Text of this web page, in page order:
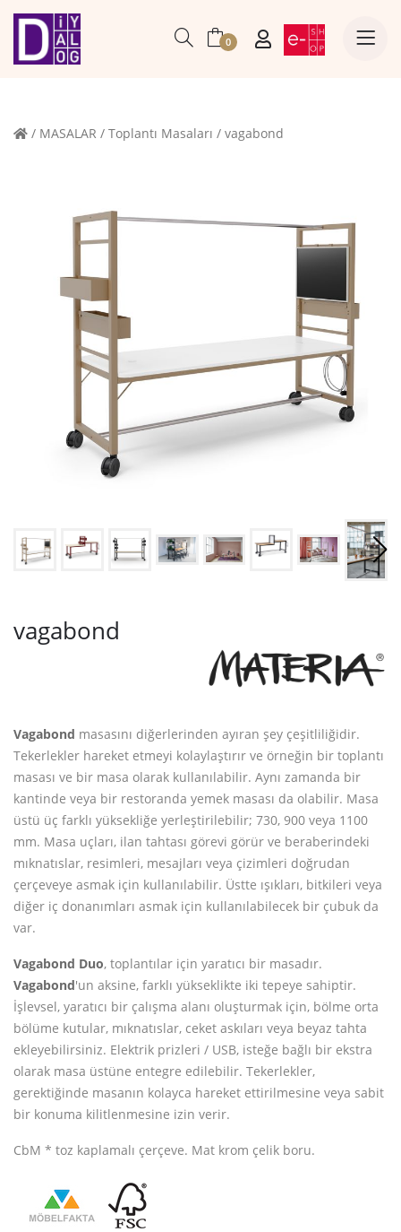
0
/ MASALAR / Toplantı Masaları / vagabond
vagabond
Vagabond masasını diğerlerinden ayıran şey çeşitliliğidir.
Tekerlekler hareket etmeyi kolaylaştırır ve örneğin bir toplantı
masası ve bir masa olarak kullanılabilir. Aynı zamanda bir
kantinde veya bir restoranda yemek masası da olabilir. Masa
üstü üç farklı yüksekliğe yerleştirilebilir; 730, 900 veya 1100
mm. Masa uçları, ilan tahtası görevi görür ve beraberindeki
mıknatıslar, resimleri, mesajları veya çizimleri doğrudan
çerçeveye asmak için kullanılabilir. Üstte ışıkları, bitkileri veya
diğer iç donanımları asmak için kullanılabilecek bir çubuk da
var.
Vagabond Duo, toplantılar için yaratıcı bir masadır.
Vagabond'un aksine, farklı yükseklikte iki tepeye sahiptir.
İşlevsel, yaratıcı bir çalışma alanı oluşturmak için, bölme orta
bölüme kutular, mıknatıslar, ceket askıları veya beyaz tahta
ekleyebilirsiniz. Elektrik prizleri / USB, isteğe bağlı bir ekstra
olarak masa üstüne entegre edilebilir. Tekerlekler,
gerektiğinde masanın kolayca hareket ettirilmesine veya sabit
bir konuma kilitlenmesine izin verir.
CbM * toz kaplamalı çerçeve. Mat krom çelik boru.